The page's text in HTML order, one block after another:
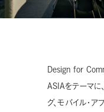
Design for
ASIAをテーマに
グ、モバイル・